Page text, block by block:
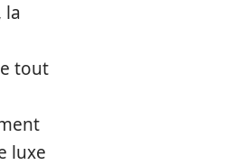
la
tout
luxe